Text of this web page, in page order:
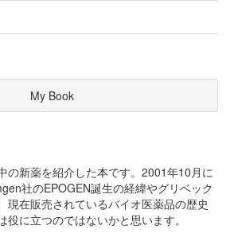
My Book
の新薬を紹介した本です。2001年10月に
社のEPOGEN誕生の経緯やグリベック
現在販売されているバイオ医薬品の歴史
役に立つのではないかと思います。